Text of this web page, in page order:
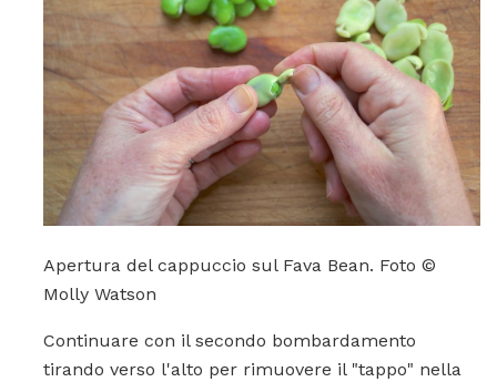
Apertura del cappuccio sul Fava Bean. Foto ©
Molly Watson
Continuare con il secondo bombardamento
tirando verso l'alto per rimuovere il "tappo" nella